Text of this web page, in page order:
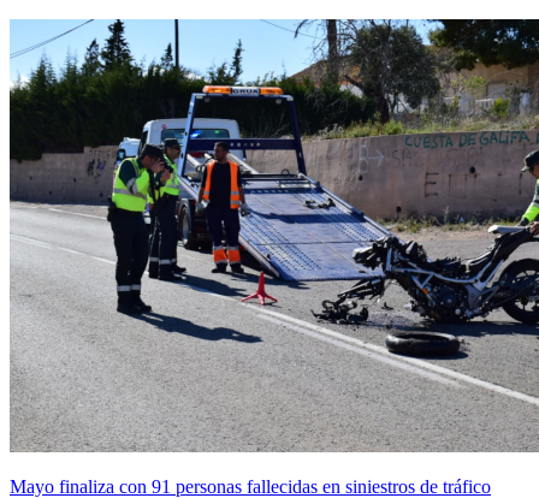
Mayo finaliza con 91 personas fallecidas en siniestros de tráfico